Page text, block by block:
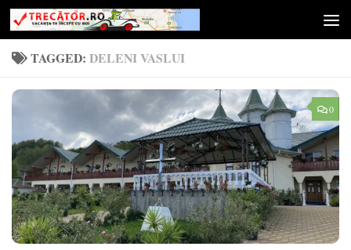
Skip to content
TAGGED: DELENI VASLUI
0